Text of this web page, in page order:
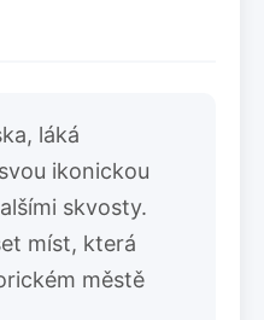
láká
ikonickou
skvosty.
míst, která
městě